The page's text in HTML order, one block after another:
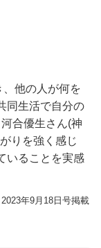
他の人が何を
同生活で自分の
合優生さん(神
りを強く感じ
いることを実感
年9月18日号掲載